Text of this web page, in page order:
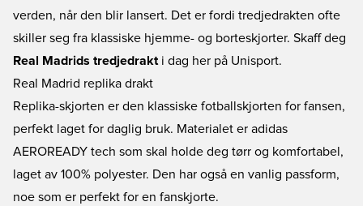
verden, når den blir lansert. Det er fordi tredjedrakten ofte
skiller seg fra klassiske hjemme- og borteskjorter. Skaff deg
Real Madrids tredjedrakt i dag her på Unisport.
Real Madrid replika drakt
Replika-skjorten er den klassiske fotballskjorten for fansen,
perfekt laget for daglig bruk. Materialet er adidas
AEROREADY tech som skal holde deg tørr og komfortabel,
laget av 100% polyester. Den har også en vanlig passform,
noe som er perfekt for en fanskjorte.